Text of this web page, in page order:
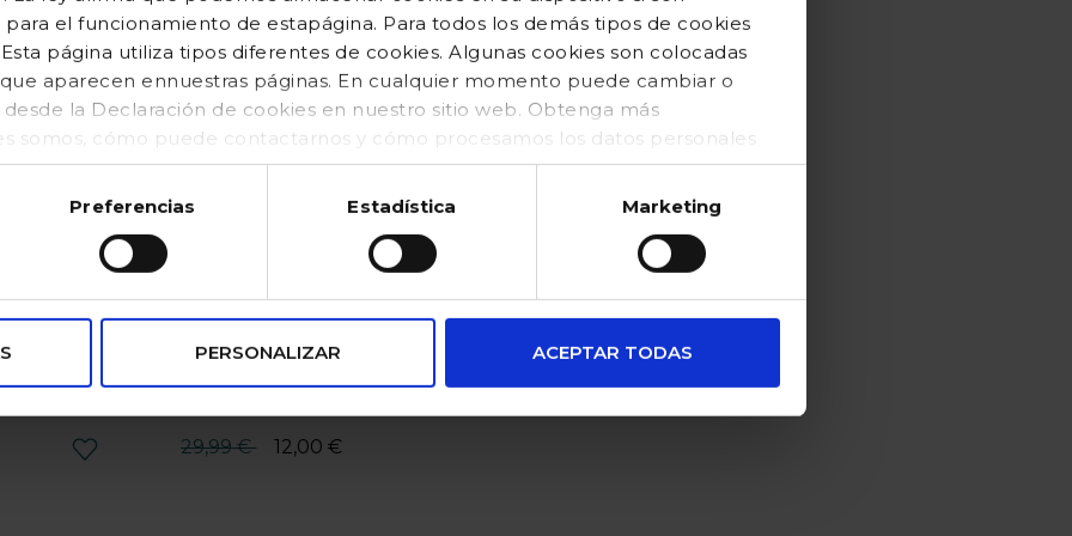
el funcionamiento de estapágina. Para todos los demás tipos de cookies
página utiliza tipos diferentes de cookies. Algunas cookies son colocadas
aparecen ennuestras páginas. En cualquier momento puede cambiar o
la Declaración de cookies en nuestro sitio web. Obtenga más
somos, cómo puede contactarnos y cómo procesamos los datos personales
(https://www.gocco.es/cookies-policy.html)
Preferencias Estadística Marketing
PERSONALIZAR ACEPTAR TODAS
Pijama de bebé corto rosa
Precio reducido desde
29,99 €hasta
12,00 €